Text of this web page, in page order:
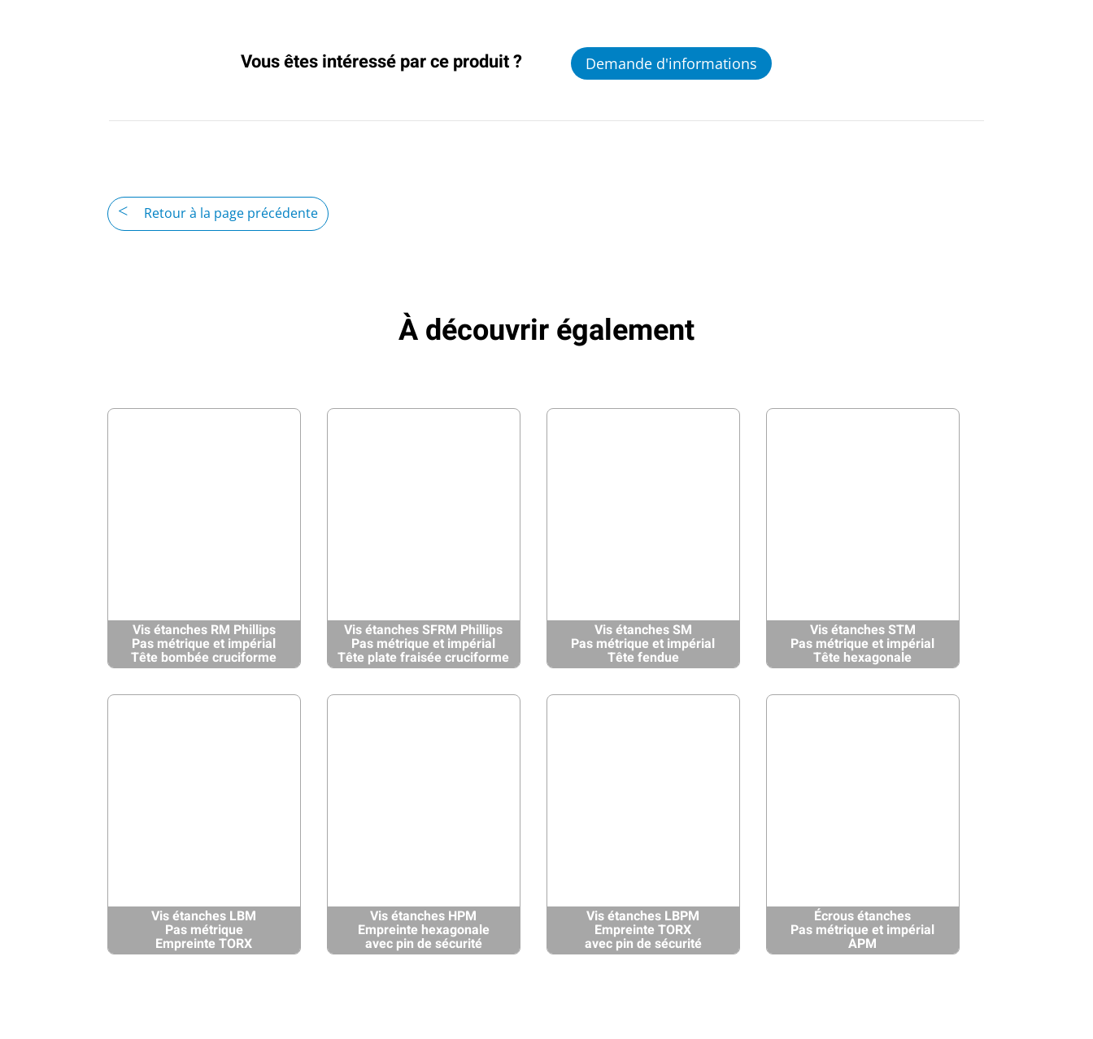
Vous êtes intéressé par ce produit ? Demande d'informations
Retour à la page précédente
À découvrir également
Vis étanches RM Phillips
Pas métrique et impérial
Tête bombée cruciforme
Vis étanches SFRM Phillips
Pas métrique et impérial
Tête plate fraisée cruciforme
Vis étanches SM
Pas métrique et impérial
Tête fendue
Vis étanches STM
Pas métrique et impérial
Tête hexagonale
Vis étanches LBM
Pas métrique
Empreinte TORX
Vis étanches HPM
Empreinte hexagonale
avec pin de sécurité
Vis étanches LBPM
Empreinte TORX
avec pin de sécurité
Écrous étanches
Pas métrique et impérial
APM